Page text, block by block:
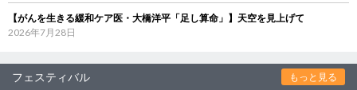
【がんを生きる緩和ケア医・大橋洋平「足し算命」】天空を見上げて
2026年7月28日
フェスティバル もっと見る